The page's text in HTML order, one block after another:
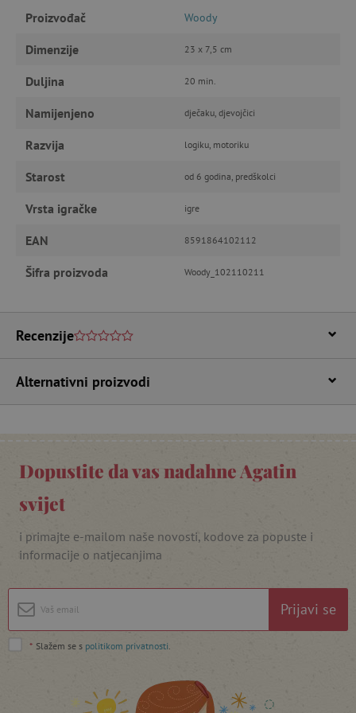
Proizvođač Woody
Dimenzije 23 x 7,5 cm
Duljina 20 min.
Namijenjeno dječaku, djevojčici
Razvija logiku, motoriku
Starost od 6 godina, predškolci
Vrsta igračke igre
EAN 8591864102112
Šifra proizvoda Woody_102110211
Recenzije
Alternativni proizvodi
Dopustite da vas nadahne Agatin
svijet
i primajte e-mailom naše novosti, kodove za popuste i
informacije o natjecanjima
Prijavi se
* Slažem se s politikom privatnosti
CILJANOST
FUNKCIONALNOST
Funkcionalnost
Nužno potrebni kolačići omogućavaju osnovnu
npr. upis korisnika na stranici te uređivanje
Ime
Pružatelj usluga
_lb_ccc .agatinsvijet.hr